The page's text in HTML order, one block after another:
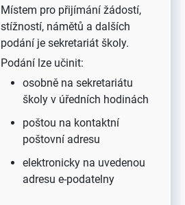
Místem pro přijímání žádostí,
stížností, námětů a dalších
podání je sekretariát školy.
Podání lze učinit:
osobně na sekretariátu
školy v úředních hodinách
poštou na kontaktní
poštovní adresu
elektronicky na uvedenou
adresu e-podatelny